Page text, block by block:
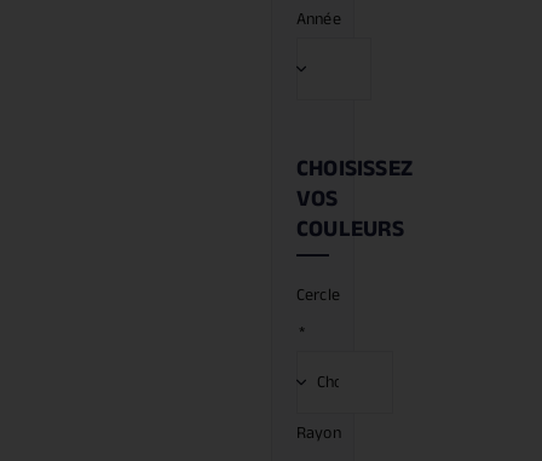
Année
CHOISISSEZ
VOS
COULEURS
Cercle
*
Rayon